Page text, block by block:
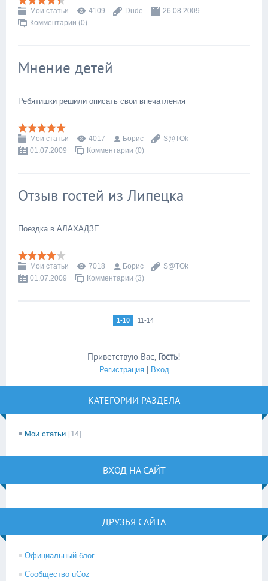
Мои статьи 4109 Dude
26.08.2009
Комментарии (0)
Мнение детей
Ребятишки решили описать свои впечатления
Мои статьи 4017 Борис
S@TOk
01.07.2009
Комментарии (0)
Отзыв гостей из Липецка
Поездка в АЛАХАДЗЕ
Мои статьи 7018 Борис
S@TOk
01.07.2009
Комментарии (3)
1-10 11-14
Приветствую Вас, Гость!
Регистрация| Вход
КАТЕГОРИИ РАЗДЕЛА
Мои статьи [14]
ВХОД НА САЙТ
ДРУЗЬЯ САЙТА
Официальный блог
Сообщество uCoz